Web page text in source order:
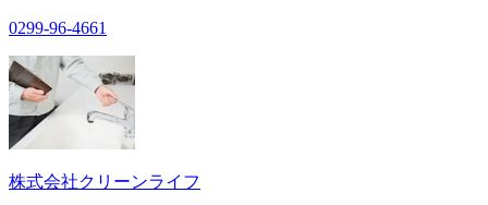
0299-96-4661
株式会社クリーンライフ